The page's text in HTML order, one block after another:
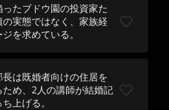
たブドウ園の投資家た
実態ではなく、家族経
を求めている。
は既婚者向けの住居を
め、2人の講師が結婚記
上げる。